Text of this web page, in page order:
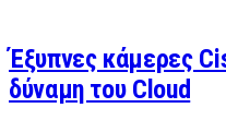
Έξυπνες κάμερες
δύναμη του Cloud